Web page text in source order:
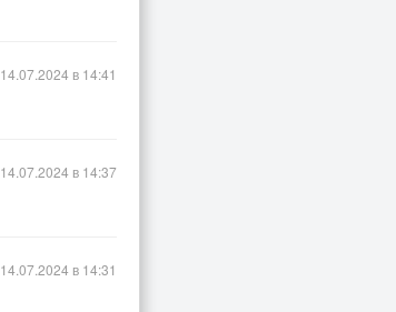
14.07.2024 в 14:41
14.07.2024 в 14:37
14.07.2024 в 14:31